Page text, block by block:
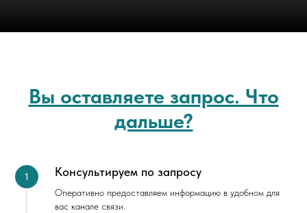
Вы оставляете запрос. Что
дальше?
Консультируем по запросу
Оперативно предоставляем информацию в удобном для
вас канале связи.